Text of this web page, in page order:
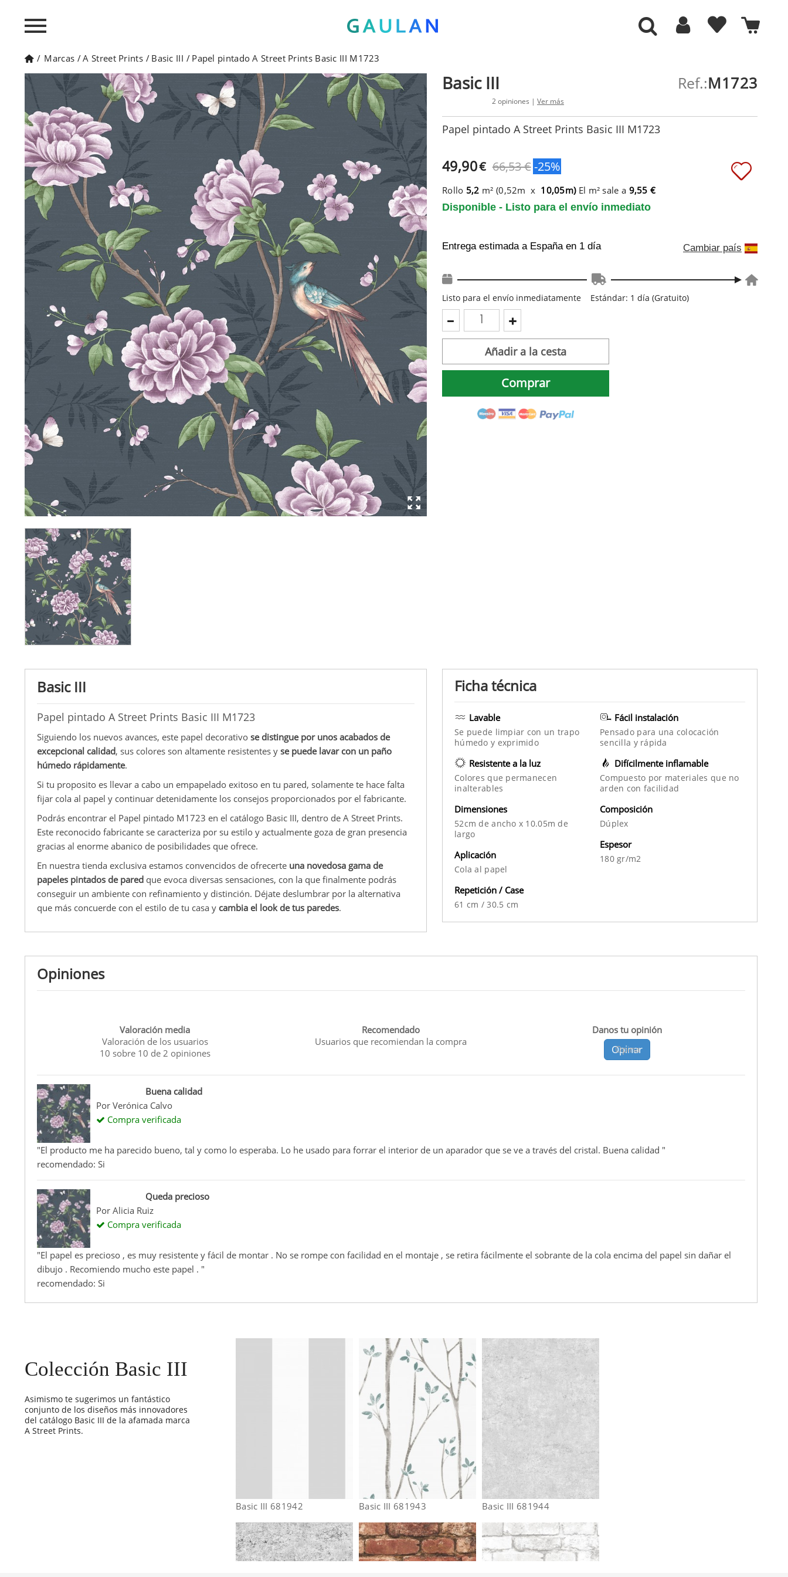
/ Marcas /A Street Prints / Basic III / Papel pintado A Street Prints Basic III M1723
Basic III
Papel pintado A Street Prints Basic III M1723
Siguiendo los nuevos avances, este papel decorativo se distingue por unos acabados de
excepcional calidad, sus colores son altamente resistentes y se puede lavar con un paño
húmedo rápidamente.
Si tu proposito es llevar a cabo un empapelado exitoso en tu pared, solamente te hace falta
fijar cola al papel y continuar detenidamente los consejos proporcionados por el fabricante.
Podrás encontrar el Papel pintado M1723 en el catálogo Basic III, dentro de A Street Prints.
Este reconocido fabricante se caracteriza por su estilo y actualmente goza de gran presencia
gracias al enorme abanico de posibilidades que ofrece.
En nuestra tienda exclusiva estamos convencidos de ofrecerte una novedosa gama de
papeles pintados de pared que evoca diversas sensaciones, con la que finalmente podrás
conseguir un ambiente con refinamiento y distinción. Déjate deslumbrar por la alternativa
que más concuerde con el estilo de tu casa y cambia el look de tus paredes.
Basic III M1723
Ref.:
2 opiniones | Ver más
Papel pintado A Street Prints Basic III M1723
49,90€ 66,53 €-25%
Rollo 5,2 m² (0,52m x 10,05m) El m² sale a 9,55 €
Disponible - Listo para el envío inmediato
Entrega estimada a España en 1 día Cambiar país
Listo para el envío inmediatamente Estándar: 1 día (Gratuito)
Añadir a la cesta
Comprar
Ficha técnica
Lavable
Se puede limpiar con un trapo
húmedo y exprimido
Resistente a la luz
Colores que permanecen
inalterables
Fácil instalación
Pensado para una colocación
sencilla y rápida
Difícilmente inflamable
Compuesto por materiales que no
arden con facilidad
Dimensiones
52cm de ancho x 10.05m de
largo
Aplicación
Cola al papel
Repetición / Case
61 cm /30.5 cm
Composición
Dúplex
Espesor
180 gr/m2
Opiniones
Valoración media
Valoración de los usuarios
10 sobre 10 de 2 opiniones
Recomendado
Usuarios que recomiendan la compra
Opina
Danos tu opinión
Opinar
Buena calidad
Por Verónica Calvo
Compra verificada
"El producto me ha parecido bueno, tal y como lo esperaba. Lo he usado para forrar el interior de un aparador que se ve a través del cristal. Buena calidad "
recomendado: Si
Queda precioso
Por Alicia Ruiz
Compra verificada
"El papel es precioso , es muy resistente y fácil de montar . No se rompe con facilidad en el montaje , se retira fácilmente el sobrante de la cola encima del papel sin dañar el
dibujo . Recomiendo mucho este papel . "
recomendado: Si
Colección Basic III
Asimismo te sugerimos un fantástico
conjunto de los diseños más innovadores
del catálogo Basic III de la afamada marca
A Street Prints.
Basic III 681942 Basic III 681943 Basic III 681944